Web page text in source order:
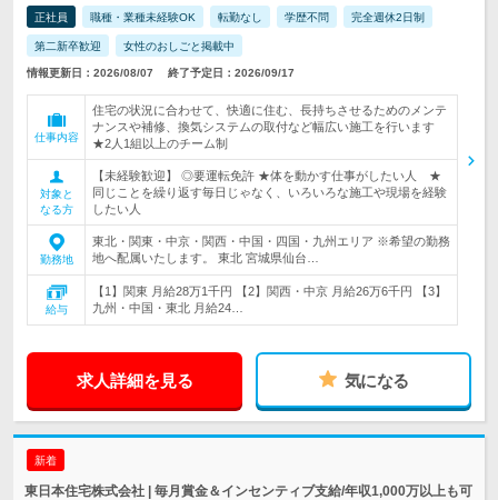
正社員 職種・業種未経験OK 転勤なし 学歴不問 完全週休2日制
第二新卒歓迎 女性のおしごと掲載中
情報更新日：2026/08/07 終了予定日：2026/09/17
仕事内容
住宅の状況に合わせて、快適に住む、長持ちさせるためのメンテ
ナンスや補修、換気システムの取付など幅広い施工を行います
★2人1組以上のチーム制
対象と
なる方
【未経験歓迎】 ◎要運転免許 ★体を動かす仕事がしたい人 ★
同じことを繰り返す毎日じゃなく、いろいろな施工や現場を経験
したい人
勤務地
東北・関東・中京・関西・中国・四国・九州エリア ※希望の勤務
地へ配属いたします。 東北 宮城県仙台…
給与
【1】関東 月給28万1千円 【2】関西・中京 月給26万6千円 【3】
九州・中国・東北 月給24…
求人詳細を見る 気になる
新着
東日本住宅株式会社 | 毎月賞金＆インセンティブ支給/年収1,000万以上も可